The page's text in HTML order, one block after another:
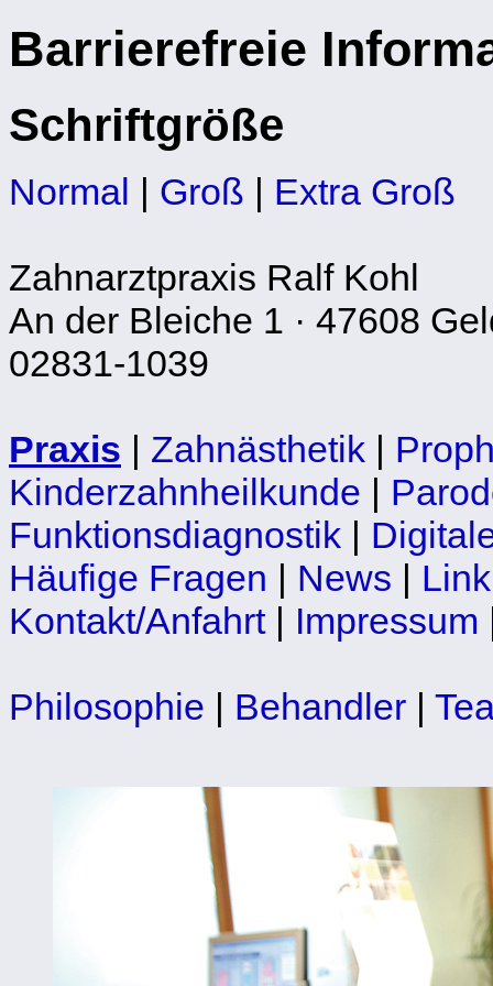
Barrierefreie
Schriftgröße
Normal | Groß | Extra Groß
Zahnarztpraxis Ralf Kohl
An der Bleiche 1 · 47608
02831-1039
Praxis | Zahnästhetik |
Kinderzahnheilkunde |
Funktionsdiagnostik |
Häufige Fragen | News |
Kontakt/Anfahrt| Impressum
Philosophie | Behandler |